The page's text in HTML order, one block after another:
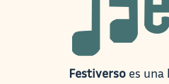
Festiversoes una